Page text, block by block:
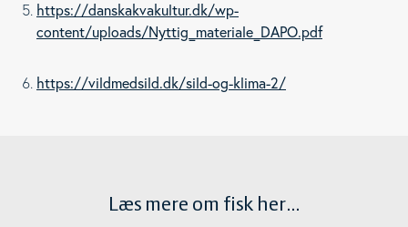
https://danskakvakultur.dk/wp-
content/uploads/Nyttig_materiale_DAPO.pdf
https://vildmedsild.dk/sild-og-klima-2/
Læs mere om fisk her...